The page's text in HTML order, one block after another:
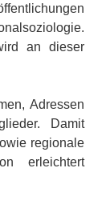
an dieser
Adressen
Damit
regionale
erleichtert